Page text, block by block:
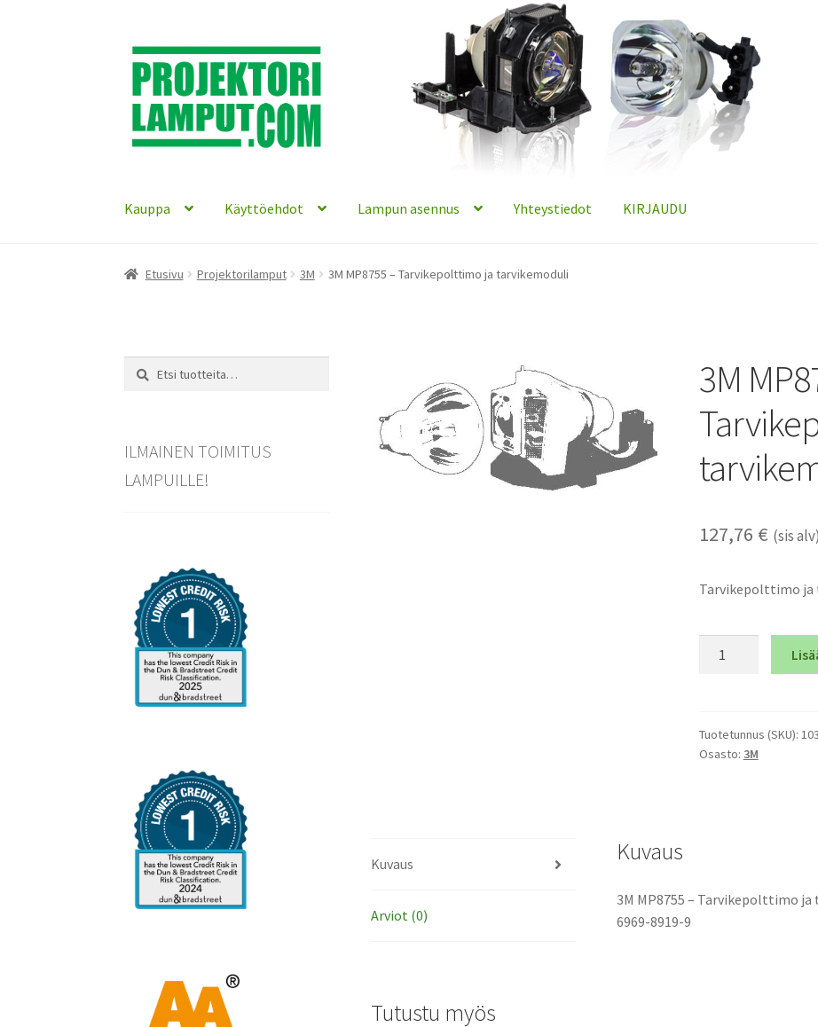
Siirry
navigointiin
Siirry
sisältöön
Kauppa Käyttöehdot Lampun asennus Yhteystiedot KIRJAUDU
Etusivu Projektorilamput 3M 3M MP8755 – Tarvikepolttimo ja tarvikemoduli
3M
127,76 € (sis alv)
Tarvikepolttimo ja
ja
tarvikemoduli
Tuotetunnus (SKU):
Osasto: 3M
Kuvaus
Arviot (0)
Kuvaus
3M MP8755 – Tarvikepolttimo ja
6969-8919-9
Tutustu myös
Etsi:
Haku
ILMAINEN TOIMITUS
LAMPUILLE!